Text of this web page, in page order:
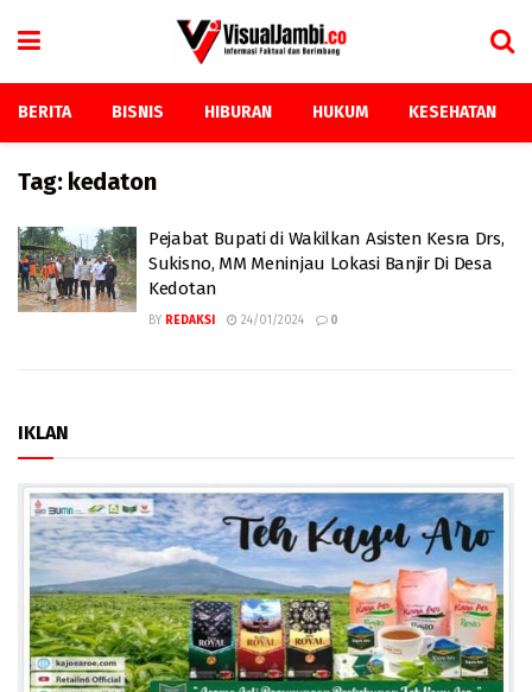
BERITA BISNIS HIBURAN HUKUM KESEHATAN
Tag: kedaton
Pejabat Bupati di Wakilkan Asisten Kesra Drs,
Sukisno, MM Meninjau Lokasi Banjir Di Desa
Kedotan
BY REDAKSI 24/01/2024 0
IKLAN